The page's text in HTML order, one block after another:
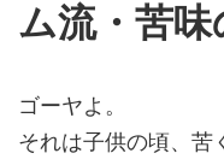
ム流・苦味
ゴーヤよ。
それは子供の頃、苦